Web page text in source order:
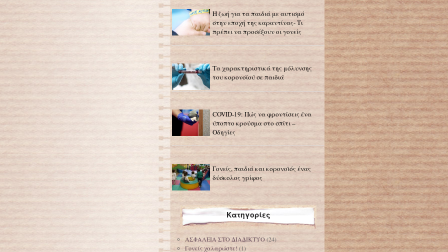
Η ζωή για τα παιδιά με αυτισμό
στην εποχή της καραντίνας- Τι
πρέπει να προσέξουν οι γονείς
Τα χαρακτηριστικά της μόλυνσης
του κορονοϊού σε παιδιά
COVID-19: Πώς να φροντίσεις ένα
ύποπτο κρούσμα στο σπίτι –
Οδηγίες
Γονείς, παιδιά και κορονοϊός ένας
δύσκολος γρίφος
Κατηγορίες
ΑΣΦΑΛΕΙΑ ΣΤΟ ΔΙΑΔΙΚΤΥΟ(24)
Γονείς χαλαρώστε! (1)